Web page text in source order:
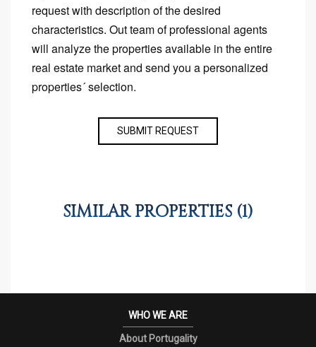
request with description of the desired
characteristics. Out team of professional agents
will analyze the properties available in the entire
real estate market and send you a personalized
properties´ selection.
SUBMIT REQUEST
SIMILAR PROPERTIES (1)
WHO WE ARE
About Portugality